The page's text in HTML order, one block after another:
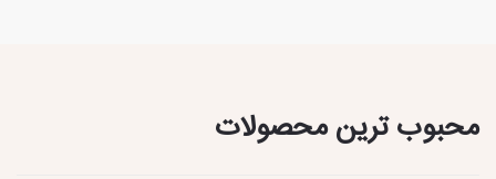
محبوب ترین محصولات